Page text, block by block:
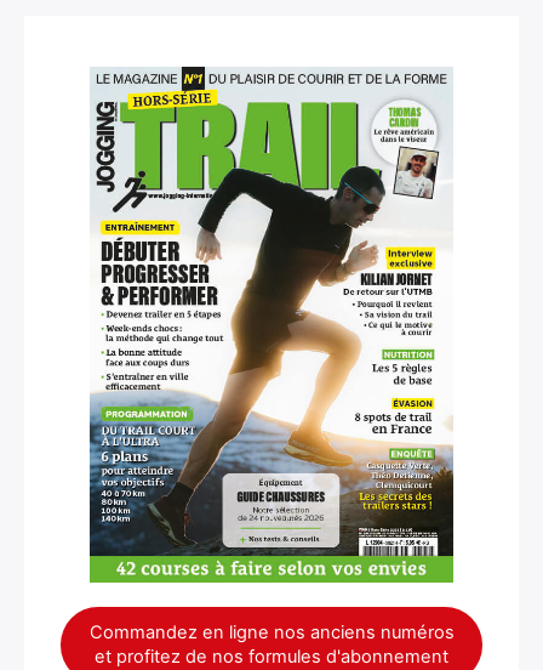
Commandez en ligne nos anciens numéros
et profitez de nos formules d'abonnement